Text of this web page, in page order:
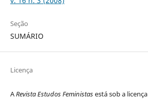
Seção
SUMÁRIO
Licença
ARevista Estudos Feministasestá sob a licença